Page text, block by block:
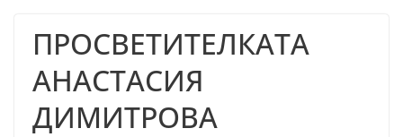
ПРОСВЕТИТЕЛКАТА
АНАСТАСИЯ
ДИМИТРОВА